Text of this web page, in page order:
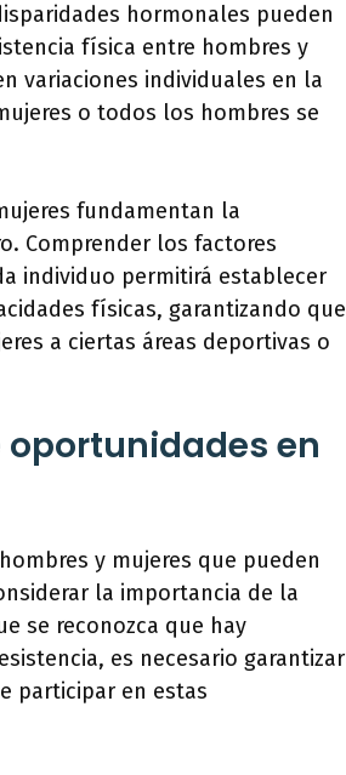
hormonales pueden
física entre hombres y
variaciones individuales en la
o todos los hombres se
fundamentan la
Comprender los factores
individuo permitirá establecer
físicas, garantizando que
a ciertas áreas deportivas o
en
y mujeres que pueden
la importancia de la
se reconozca que hay
es necesario garantizar
participar en estas